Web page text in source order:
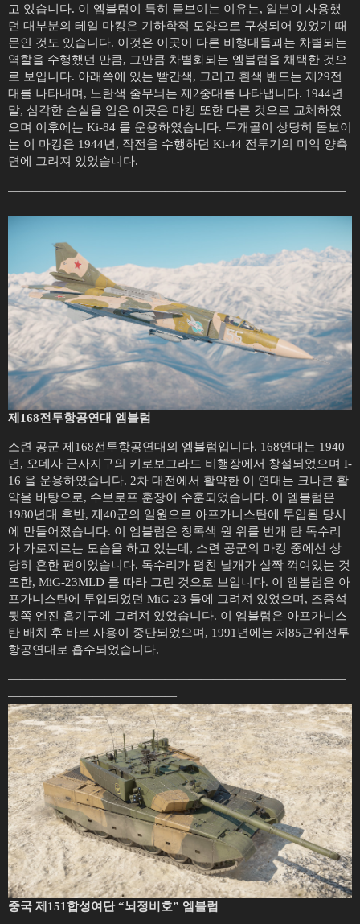
고 있습니다. 이 엠블럼이 특히 돋보이는 이유는, 일본이 사용했
던 대부분의 테일 마킹은 기하학적 모양으로 구성되어 있었기 때
문인 것도 있습니다. 이것은 이곳이 다른 비행대들과는 차별되는
역할을 수행했던 만큼, 그만큼 차별화되는 엠블럼을 채택한 것으
로 보입니다. 아래쪽에 있는 빨간색, 그리고 흰색 밴드는 제29전
대를 나타내며, 노란색 줄무늬는 제2중대를 나타냅니다. 1944년
말, 심각한 손실을 입은 이곳은 마킹 또한 다른 것으로 교체하였
으며 이후에는 Ki-84 를 운용하였습니다. 두개골이 상당히 돋보이
는 이 마킹은 1944년, 작전을 수행하던 Ki-44 전투기의 미익 양측
면에 그려져 있었습니다.
————————————————————————————
——————————————
제168전투항공연대 엠블럼
소련 공군 제168전투항공연대의 엠블럼입니다. 168연대는 1940
년, 오데사 군사지구의 키로보그라드 비행장에서 창설되었으며 I-
16 을 운용하였습니다. 2차 대전에서 활약한 이 연대는 크나큰 활
약을 바탕으로, 수보로프 훈장이 수훈되었습니다. 이 엠블럼은
1980년대 후반, 제40군의 일원으로 아프가니스탄에 투입될 당시
에 만들어졌습니다. 이 엠블럼은 청록색 원 위를 번개 탄 독수리
가 가로지르는 모습을 하고 있는데, 소련 공군의 마킹 중에선 상
당히 흔한 편이었습니다. 독수리가 펼친 날개가 살짝 꺾여있는 것
또한, MiG-23MLD 를 따라 그린 것으로 보입니다. 이 엠블럼은 아
프가니스탄에 투입되었던 MiG-23 들에 그려져 있었으며, 조종석
뒷쪽 엔진 흡기구에 그려져 있었습니다. 이 엠블럼은 아프가니스
탄 배치 후 바로 사용이 중단되었으며, 1991년에는 제85근위전투
항공연대로 흡수되었습니다.
————————————————————————————
——————————————
중국 제151합성여단 “뇌정비호” 엠블럼